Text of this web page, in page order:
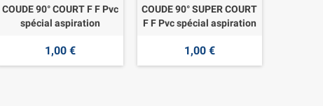
COUDE 90° COURT F F Pvc
spécial aspiration
1,00 €
COUDE 90° SUPER COURT
F F Pvc spécial aspiration
1,00 €